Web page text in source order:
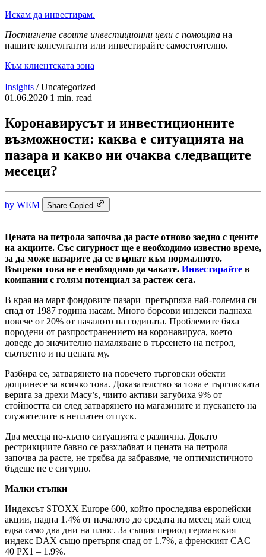
Искам да инвестирам.
Постигнете своите инвестиционни цели с помощта на
нашите консултанти или инвестирайте самостоятелно.
Към клиентската зона
Insights / Uncategorized
01.06.2020 1 min. read
Коронавирусът и инвестиционните
възможности: каква е ситуацията на
пазара и какво ни очаква следващите
месеци?
by WEM Share Copied
Цената на петрола започва да расте отново заедно с цените
на акциите. Със сигурност ще е необходимо известно време,
за да може пазарите да се върнат към нормалното.
Въпреки това не е необходимо да чакате. Инвестирайте в
компании с голям потенциал за растеж сега.
В края на март фондовите пазари претърпяха най-големия си
спад от 1987 година насам. Много борсови индекси паднаха
повече от 20% от началото на годината. Проблемите бяха
породени от разпространението на коронавируса, което
доведе до значително намаляване в търсенето на петрол,
съответно и на цената му.
Разбира се, затварянето на повечето търговски обекти
допринесе за всичко това. Доказателство за това е търговската
верига за дрехи Macy’s, чиито активи загубиха 9% от
стойността си след затварянето на магазините и пускането на
служителите в неплатен отпуск.
Два месеца по-късно ситуацията е различна. Докато
рестрикциите бавно се разхлабват и цената на петрола
започва да расте, не трябва да забравяме, че оптимистичното
бъдеще не е сигурно.
Малки стъпки
Индексът STOXX Europe 600, който проследява европейски
акции, падна 1.4% от началото до средата на месец май след
едва само два дни на плюс. За същия период германския
индекс DAX също претърпя спад от 1.7%, а френският CAC
40 PX1 – 1.9%.